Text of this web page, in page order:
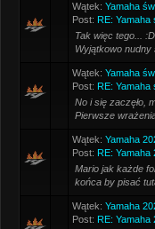
Wątek: Yamaha
Post: RE: Yamaha
Tak więc tego...
Wyjątkowo nudny
Wątek: Yamaha
Post: RE: Yamaha
No i się zaczęło,
Pierwsze
Wątek: Yamaha
Post: RE: Yamaha
Mario jak każde
końca by pisać
Wątek: Yamaha
Post: RE: Yamaha